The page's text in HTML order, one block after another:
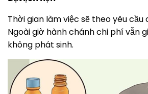
Thời gian làm việc sẽ theo yêu cầu
Ngoài giờ hành chánh chi phí vẫn
không phát sinh.